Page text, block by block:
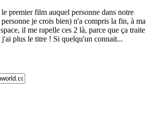
premier film auquel personne dans notre
je crois bien) n'a compris la fin, à ma
il me rapelle ces 2 là, parce que ça traite
j'ai plus le titre ! Si quelqu'un connait...